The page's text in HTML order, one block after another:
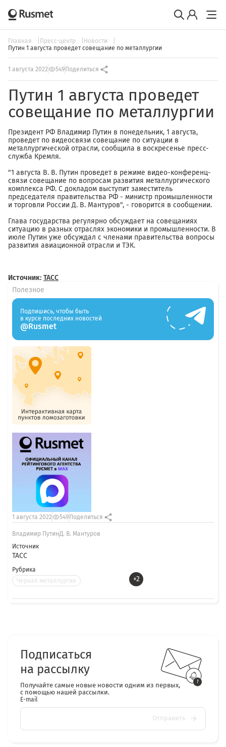
Главная Пресс-центр
Новости
Путин 1 августа проведет совещание по металлургии
1 августа 2022 549 Поделиться
Путин 1 августа проведет
совещание по металлургии
Президент РФ Владимир Путин в понедельник, 1 августа,
проведет по видеосвязи совещание по ситуации в
металлургической отрасли, сообщила в воскресенье пресс-
служба Кремля.
"1 августа В. В. Путин проведет в режиме видео-конференц-
связи совещание по вопросам развития металлургического
комплекса РФ. С докладом выступит заместитель
председателя правительства РФ - министр промышленности
и торговли России Д. В. Мантуров", - говорится в сообщении.
Глава государства регулярно обсуждает на совещаниях
ситуацию в разных отраслях экономики и промышленности. В
июле Путин уже обсуждал с членами правительства вопросы
развития авиационной отрасли и ТЭК.
Источник: ТАСС
Источник
ТАСС
Рубрика
Черная металлургия
+2
1 августа 2022 549 Поделиться
Владимир ПутинД. В. Мантуров
Полезное
Подпишись, чтобы быть
в курсе последних новостей
@Rusmet
Подписаться
на рассылку
Получайте самые новые новости одним из первых,
с помощью нашей рассылки.
E-mail
Отправить